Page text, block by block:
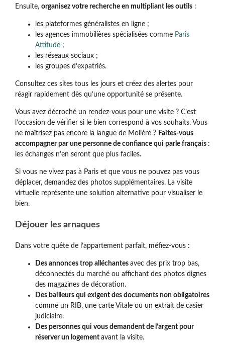
Ensuite, organisez votre recherche en multipliant les outils :
les plateformes généralistes en ligne ;
les agences immobilières spécialisées comme Paris
Attitude ;
les réseaux sociaux ;
les groupes d’expatriés.
Consultez ces sites tous les jours et créez des alertes pour
réagir rapidement dès qu’une opportunité se présente.
Vous avez décroché un rendez-vous pour une visite ? C’est
l’occasion de vérifier si le bien correspond à vos souhaits. Vous
ne maîtrisez pas encore la langue de Molière ? Faites-vous
accompagner par une personne de confiance qui parle français :
les échanges n’en seront que plus faciles.
Si vous ne vivez pas à Paris et que vous ne pouvez pas vous
déplacer, demandez des photos supplémentaires. La visite
virtuelle représente une solution alternative pour visualiser le
bien.
Déjouer les arnaques
Dans votre quête de l’appartement parfait, méfiez-vous :
Des annonces trop alléchantes avec des prix trop bas,
déconnectés du marché ou affichant des photos dignes
des magazines de décoration.
Des bailleurs qui exigent des documents non obligatoires
comme un RIB, une carte Vitale ou un extrait de casier
judiciaire.
Des personnes qui vous demandent de l’argent pour
réserver un logement avant la visite.